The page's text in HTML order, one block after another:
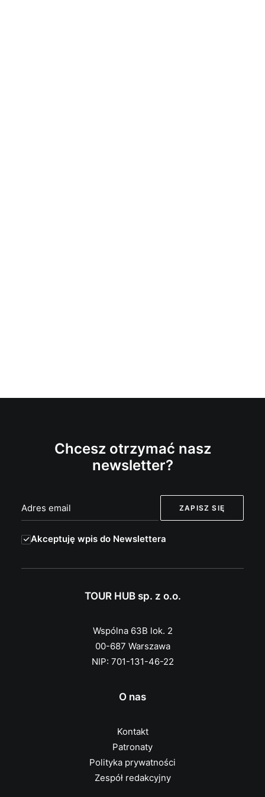
Chcesz otrzymać nasz
newsletter?
Akceptuję wpis do Newslettera
TOUR HUB sp. z o.o.
Wspólna 63B lok. 2
00-687 Warszawa
NIP: 701-131-46-22
O nas
Kontakt
Patronaty
Polityka prywatności
Zespół redakcyjny